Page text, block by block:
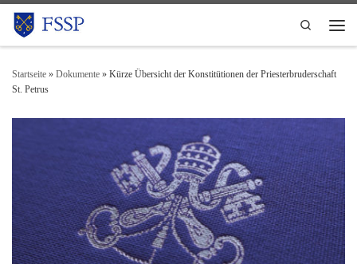
Zum Inhalt springen
Search
Startseite » Dokumente » Kürze Übersicht der Konstitütionen der Priesterbruderschaft
St. Petrus